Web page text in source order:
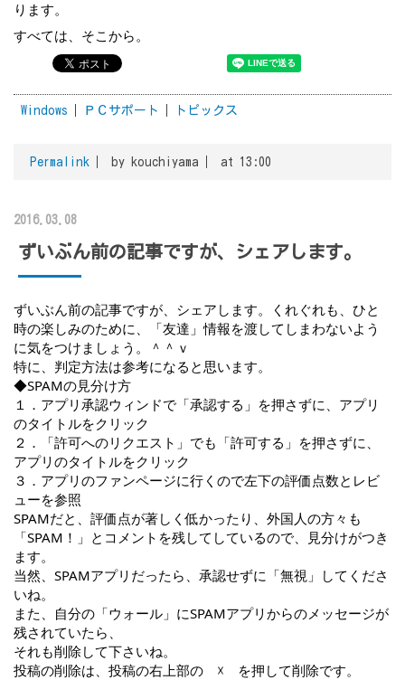
ります。
すべては、そこから。
Windows ＰＣサポート トピックス
Permalink by kouchiyama at 13:00
2016.03.08
ずいぶん前の記事ですが、シェアします。
ずいぶん前の記事ですが、シェアします。くれぐれも、ひと
時の楽しみのために、「友達」情報を渡してしまわないよう
に気をつけましょう。＾＾ｖ
特に、判定方法は参考になると思います。
◆SPAMの見分け方
１．アプリ承認ウィンドで「承認する」を押さずに、アプリ
のタイトルをクリック
２．「許可へのリクエスト」でも「許可する」を押さずに、
アプリのタイトルをクリック
３．アプリのファンページに行くので左下の評価点数とレビ
ューを参照
SPAMだと、評価点が著しく低かったり、外国人の方々も
「SPAM！」とコメントを残してしているので、見分けがつき
ます。
当然、SPAMアプリだったら、承認せずに「無視」してくださ
いね。
また、自分の「ウォール」にSPAMアプリからのメッセージが
残されていたら、
それも削除して下さいね。
投稿の削除は、投稿の右上部の　☓　を押して削除です。